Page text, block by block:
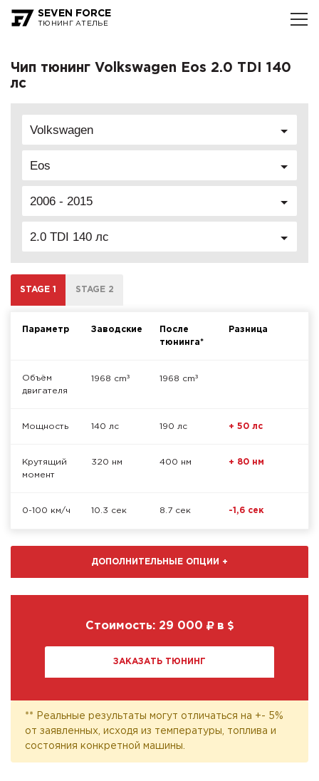
SEVEN FORCE
ТЮНИНГ АТЕЛЬЕ
Чип тюнинг Volkswagen Eos 2.0 TDI 140
лс
Volkswagen
Eos
2006 - 2015
2.0 TDI 140 лс
STAGE 1 STAGE 2
Параметр Заводские
После
тюнинга*
Разница
Объём
двигателя
1968 cm³ 1968 cm³
Мощность 140 лс 190 лс + 50 лс
Крутящий
момент
320 нм 400 нм + 80 нм
0-100 км/ч 10.3 сек 8.7 сек -1,6 сек
ДОПОЛНИТЕЛЬНЫЕ ОПЦИИ +
Стоимость: 29 000 в
ЗАКАЗАТЬ ТЮНИНГ
** Реальные результаты могут отличаться на +- 5%
от заявленных, исходя из температуры, топлива и
состояния конкретной машины.